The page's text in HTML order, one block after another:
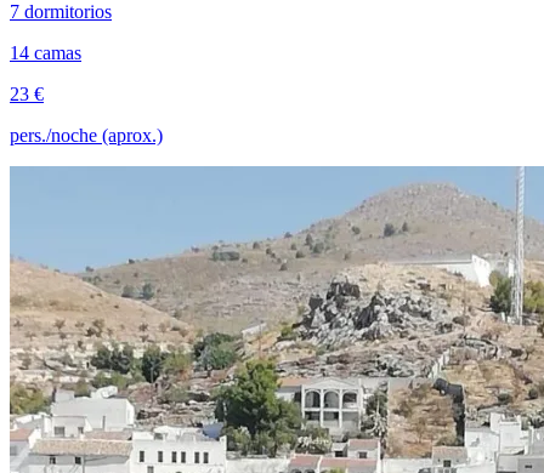
7 dormitorios
14 camas
23 €
pers./noche (aprox.)